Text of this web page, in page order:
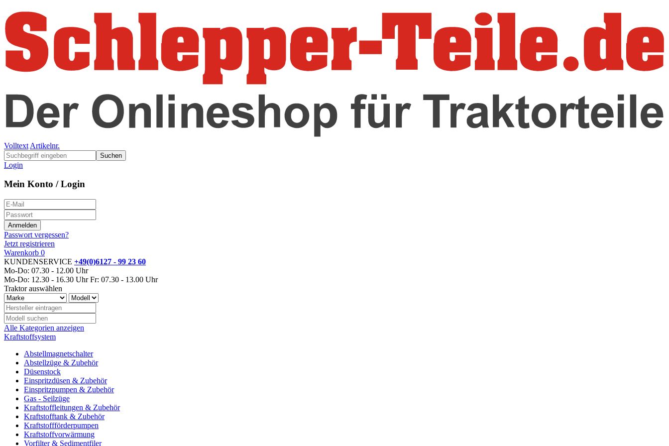
Volltext Artikelnr.
Suchen
Login
Mein Konto / Login
Passwort vergessen?
Jetzt registrieren
Warenkorb 0
KUNDENSERVICE +49(0)6127 - 99 23 60
Mo-Do: 07.30 - 12.00 Uhr
Mo-Do: 12.30 - 16.30 Uhr Fr: 07.30 - 13.00 Uhr
Traktor auswählen
Alle Kategorien anzeigen
Kraftstoffsystem
Abstellmagnetschalter
Abstellzüge & Zubehör
Düsenstock
Einspritzdüsen & Zubehör
Einspritzpumpen & Zubehör
Gas - Seilzüge
Kraftstoffleitungen & Zubehör
Kraftstofftank & Zubehör
Kraftstoffförderpumpen
Kraftstoffvorwärmung
Vorfilter & Sedimentfiler